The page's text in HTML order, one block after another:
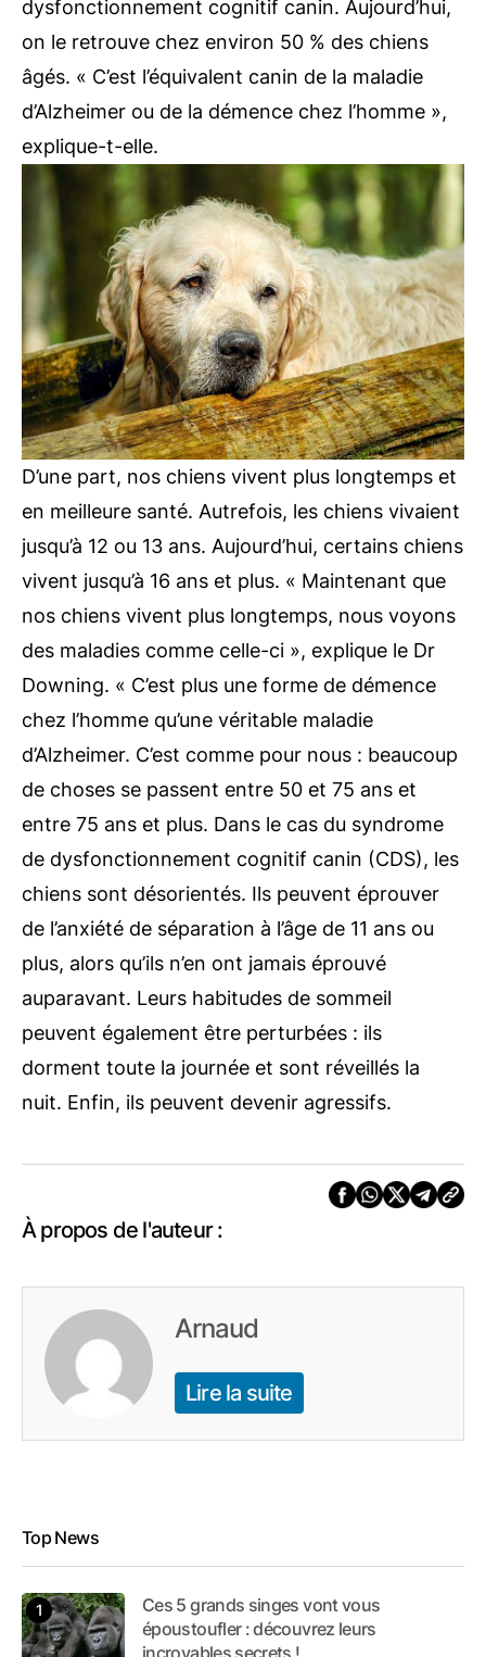
dysfonctionnement cognitif canin. Aujourd’hui,
on le retrouve chez environ 50 % des chiens
âgés. « C’est l’équivalent canin de la maladie
d’Alzheimer ou de la démence chez l’homme »,
explique-t-elle.
D’une part, nos chiens vivent plus longtemps et
en meilleure santé. Autrefois, les chiens vivaient
jusqu’à 12 ou 13 ans. Aujourd’hui, certains chiens
vivent jusqu’à 16 ans et plus. « Maintenant que
nos chiens vivent plus longtemps, nous voyons
des maladies comme celle-ci », explique le Dr
Downing. « C’est plus une forme de démence
chez l’homme qu’une véritable maladie
d’Alzheimer. C’est comme pour nous : beaucoup
de choses se passent entre 50 et 75 ans et
entre 75 ans et plus. Dans le cas du syndrome
de dysfonctionnement cognitif canin (CDS), les
chiens sont désorientés. Ils peuvent éprouver
de l’anxiété de séparation à l’âge de 11 ans ou
plus, alors qu’ils n’en ont jamais éprouvé
auparavant. Leurs habitudes de sommeil
peuvent également être perturbées : ils
dorment toute la journée et sont réveillés la
nuit. Enfin, ils peuvent devenir agressifs.
À propos de l'auteur :
Arnaud
Lire la suite
Top News
Ces 5 grands singes vont vous
époustoufler : découvrez leurs
incroyables secrets !